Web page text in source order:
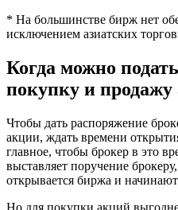
* На большинстве бирж нет
исключением азиатских
Когда можно
покупку и
Чтобы дать распоряжение
акции, ждать времени
главное, чтобы брокер в это
выставляет поручение
открывается биржа и
Но для покупки акций